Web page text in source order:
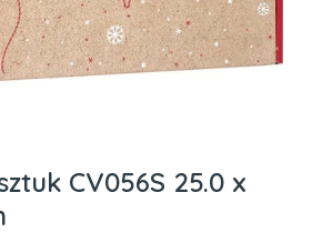
CV056S 25.0 x